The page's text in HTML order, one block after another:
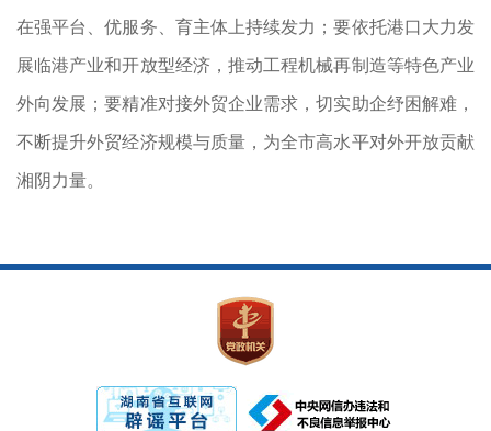
在强平台、优服务、育主体上持续发力；要依托港口大力发
展临港产业和开放型经济，推动工程机械再制造等特色产业
外向发展；要精准对接外贸企业需求，切实助企纾困解难，
不断提升外贸经济规模与质量，为全市高水平对外开放贡献
湘阴力量。